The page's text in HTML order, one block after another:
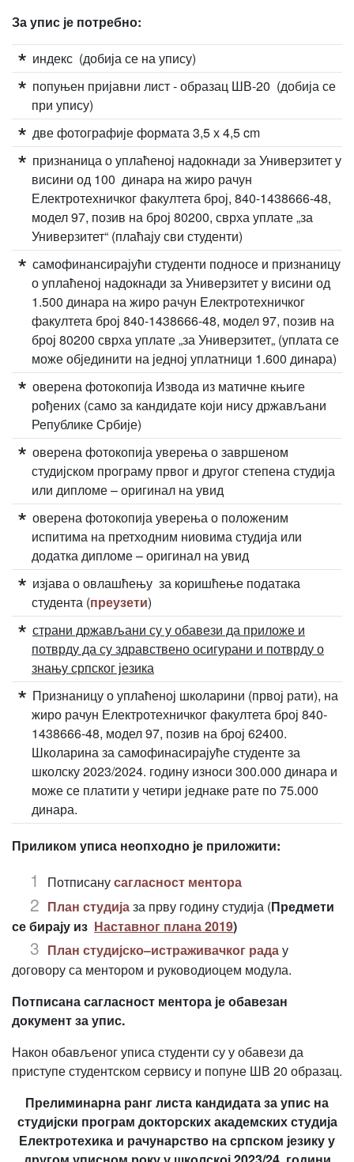
За упис је потребно:
индекс (добија се на упису)
попуњен пријавни лист - образац ШВ-20 (добија се
при упису)
две фотографије формата 3,5 х 4,5 cm
признаница о уплаћеној надокнади за Универзитет у
висини од 100 динара на жиро рачун
Електротехничког факултета број, 840-1438666-48,
модел 97, позив на број 80200, сврха уплате „за
Универзитет“ (плаћају сви студенти)
самофинансирајући студенти подносе и признаницу
о уплаћеној надокнади за Универзитет у висини од
1.500 динара на жиро рачун Електротехничког
факултета број 840-1438666-48, модел 97, позив на
број 80200 сврха уплате „за Универзитет„ (уплата се
може објединити на једној уплатници 1.600 динара)
оверена фотокопија Извода из матичне књиге
рођених (само за кандидате који нису држављани
Републике Србије)
оверена фотокопија уверења о завршеном
студијском програму првог и другог степена студија
или дипломе – оригинал на увид
оверена фотокопија уверења о положеним
испитима на претходним ниовима студија или
додатка дипломе – оригинал на увид
изјава о овлашћењу за коришћење података
студента (преузети)
страни држављани су у обавези да приложе и
потврду да су здравствено осигурани и потврду о
знању српског језика
Признаницу о уплаћеној школарини (првој рати), на
жиро рачун Електротехничког факултета број 840-
1438666-48, модел 97, позив на број 62400.
Школарина за самофинасирајуће студенте за
школску 2023/2024. годину износи 300.000 динара и
може се платити у четири једнаке рате по 75.000
динара.
Приликом уписа неопходно је приложити:
Потписанусагласност ментора
План студијаза прву годину студија (Предмети
се бирају из Наставног плана 2019)
План студијско–истраживачког радау
договору са ментором и руководиоцем модула.
Потписана сагласност ментора је обавезан
документ за упис.
Након обављеног уписа студенти су у обавези да
приступе студентском сервису и попуне ШВ 20 образац.
Прелиминарна ранг листа кандидата за упис на
студијски програм докторских академских студија
Електротехика и рачунарство на српском језику у